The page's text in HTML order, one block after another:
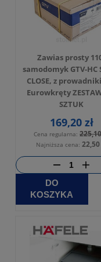
Zawias prosty
samodomyk GTV-HC
CLOSE, z
Eurowkręty
SZTUK
169,20 zł
Cena regularna:
Najniższa cena: 22,50
DO
KOSZYKA